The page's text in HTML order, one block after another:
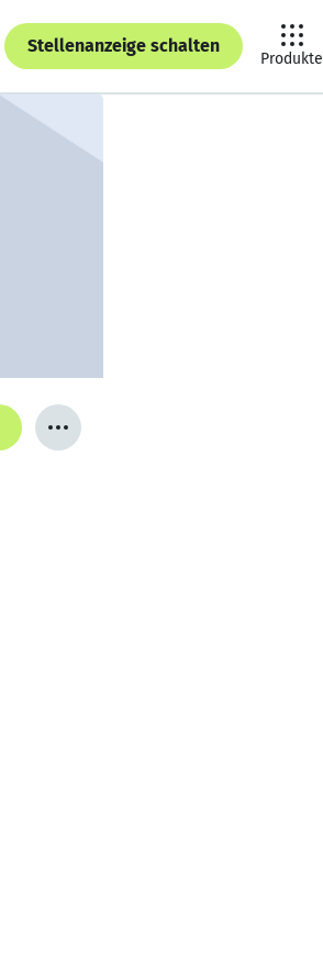
Stellenanzeige schalten
Produkte